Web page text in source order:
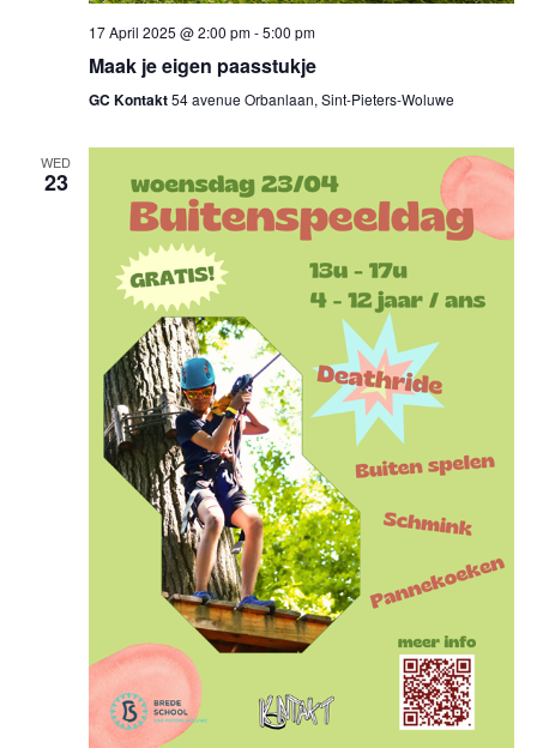
17 April 2025 @ 2:00 pm-5:00 pm
Maak je eigen paasstukje
GC Kontakt54 avenue Orbanlaan, Sint-Pieters-Woluwe
WED
23